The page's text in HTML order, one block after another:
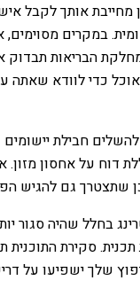
מחייבת אותך לקבל
במקרים מסוימים,
הבריאות
כדי לוודא שאתה
להשלים חבילת
דוח על אחסון
שתצטרך גם להגיש
בחלל שהיה סגור
סקירת התוכנית
שלך ישפיעו על